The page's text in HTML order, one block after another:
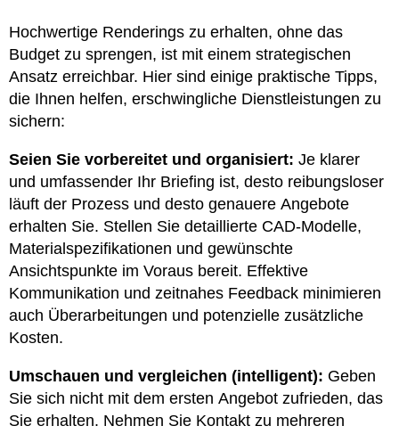
Hochwertige Renderings zu erhalten, ohne das
Budget zu sprengen, ist mit einem strategischen
Ansatz erreichbar. Hier sind einige praktische Tipps,
die Ihnen helfen, erschwingliche Dienstleistungen zu
sichern:
Seien Sie vorbereitet und organisiert: Je klarer
und umfassender Ihr Briefing ist, desto reibungsloser
läuft der Prozess und desto genauere Angebote
erhalten Sie. Stellen Sie detaillierte CAD-Modelle,
Materialspezifikationen und gewünschte
Ansichtspunkte im Voraus bereit. Effektive
Kommunikation und zeitnahes Feedback minimieren
auch Überarbeitungen und potenzielle zusätzliche
Kosten.
Umschauen und vergleichen (intelligent): Geben
Sie sich nicht mit dem ersten Angebot zufrieden, das
Sie erhalten. Nehmen Sie Kontakt zu mehreren